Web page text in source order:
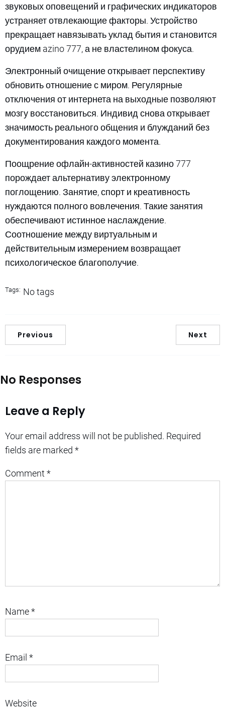
звуковых оповещений и графических индикаторов
устраняет отвлекающие факторы. Устройство
прекращает навязывать уклад бытия и становится
орудием azino 777, а не властелином фокуса.
Электронный очищение открывает перспективу
обновить отношение с миром. Регулярные
отключения от интернета на выходные позволяют
мозгу восстановиться. Индивид снова открывает
значимость реального общения и блужданий без
документирования каждого момента.
Поощрение офлайн-активностей казино 777
порождает альтернативу электронному
поглощению. Занятие, спорт и креативность
нуждаются полного вовлечения. Такие занятия
обеспечивают истинное наслаждение.
Соотношение между виртуальным и
действительным измерением возвращает
психологическое благополучие.
Tags: No tags
Previous Next
No Responses
Leave a Reply
Your email address will not be published. Required
fields are marked *
Comment *
Name*
Email *
Website